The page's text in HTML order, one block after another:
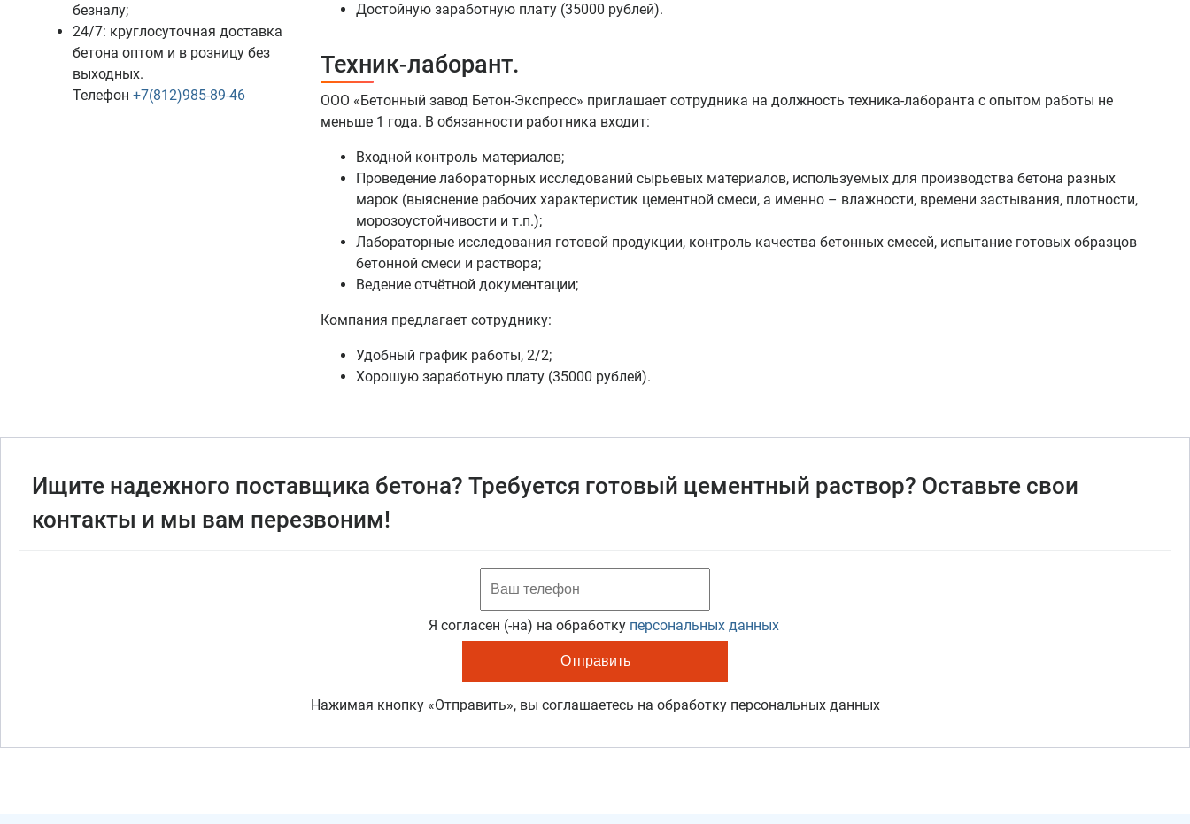
безналу;
24/7: круглосуточная доставка
бетона оптом и в розницу без
выходных.
Телефон +7(812)985-89-46
Достойную заработную плату (35000 рублей).
Техник-лаборант.
ООО «Бетонный завод Бетон-Экспресс» приглашает сотрудника на должность техника-лаборанта с опытом работы не
меньше 1 года. В обязанности работника входит:
Входной контроль материалов;
Проведение лабораторных исследований сырьевых материалов, используемых для производства бетона разных
марок (выяснение рабочих характеристик цементной смеси, а именно – влажности, времени застывания, плотности,
морозоустойчивости и т.п.);
Лабораторные исследования готовой продукции, контроль качества бетонных смесей, испытание готовых образцов
бетонной смеси и раствора;
Ведение отчётной документации;
Компания предлагает сотруднику:
Удобный график работы, 2/2;
Хорошую заработную плату (35000 рублей).
Ищите надежного поставщика бетона? Требуется готовый цементный раствор? Оставьте свои
контакты и мы вам перезвоним!
Я согласен (-на) на обработку персональных данных
Нажимая кнопку «Отправить», вы соглашаетесь на обработку персональных данных